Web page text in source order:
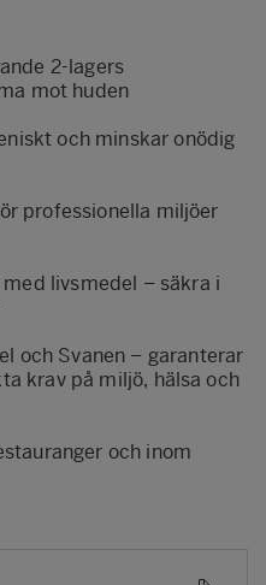
2-lagers
mot huden
och minskar onödig
professionella miljöer
livsmedel – säkra i
och Svanen – garanterar
krav på miljö, hälsa och
och inom